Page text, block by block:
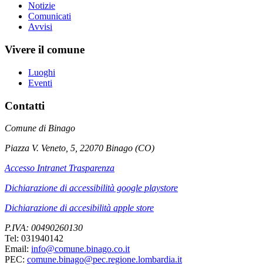
Notizie
Comunicati
Avvisi
Vivere il comune
Luoghi
Eventi
Contatti
Comune di Binago
Piazza V. Veneto, 5, 22070 Binago (CO)
Accesso Intranet Trasparenza
Dichiarazione di accessibilità google playstore
Dichiarazione di accesibilità apple store
P.IVA: 00490260130
Tel: 031940142
Email: info@comune.binago.co.it
PEC: comune.binago@pec.regione.lombardia.it